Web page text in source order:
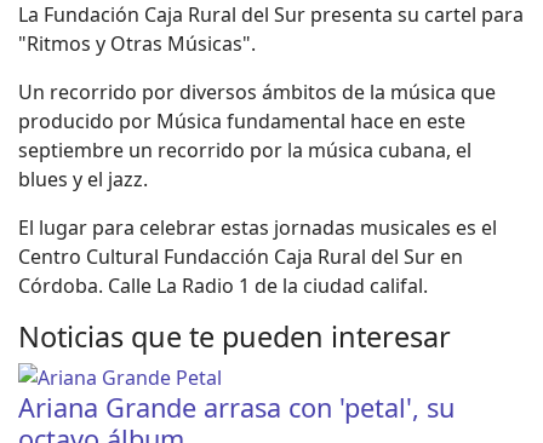
La Fundación Caja Rural del Sur presenta su cartel para
"Ritmos y Otras Músicas".
Un recorrido por diversos ámbitos de la música que
producido por Música fundamental hace en este
septiembre un recorrido por la música cubana, el
blues y el jazz.
El lugar para celebrar estas jornadas musicales es el
Centro Cultural Fundacción Caja Rural del Sur en
Córdoba. Calle La Radio 1 de la ciudad califal.
Noticias que te pueden interesar
Ariana Grande arrasa con 'petal', su